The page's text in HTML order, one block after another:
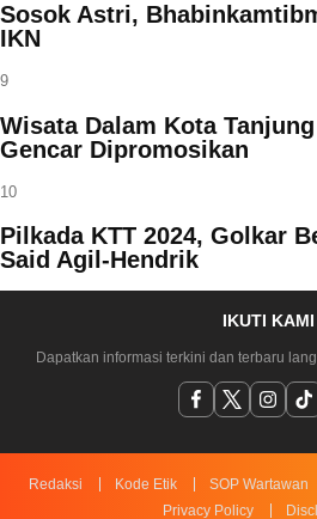
Sosok Astri,
IKN
9
Wisata Dalam Kota
Gencar Dipromosikan
10
Pilkada KTT 2024, Golkar
Said Agil-Hendrik
IKUTI KAMI
Dapatkan informasi terkini dan terbaru
Redaksi Kode Etik SOP Wartawan
Privacy Policy